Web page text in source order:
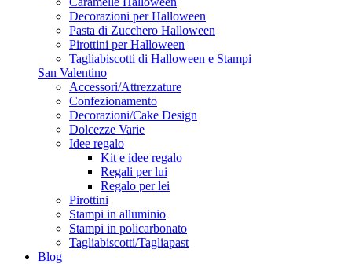
Decorazioni per Halloween
Pasta di Zucchero Halloween
Pirottini per Halloween
Tagliabiscotti di Halloween e Stampi
San Valentino
Accessori/Attrezzature
Confezionamento
Decorazioni/Cake Design
Dolcezze Varie
Idee regalo
Kit e idee regalo
Regali per lui
Regalo per lei
Pirottini
Stampi in alluminio
Stampi in policarbonato
Tagliabiscotti/Tagliapast
Blog